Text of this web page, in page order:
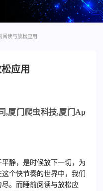
阅读与放松应用
应用
,厦门爬虫科技,厦门 Ap
静，是时候放下一切，为
个快节奏的世界中，我们
。而睡前阅读与放松应